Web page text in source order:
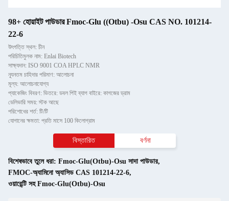
98+ হোয়াইট পাউডার Fmoc-Glu ((Otbu) -Osu CAS NO. 101214-
22-6
উৎপত্তি স্থল: চীন
পরিচিতিমুলক নাম: Enlai Biotech
সাক্ষ্যদান: ISO 9001 COA HPLC NMR
ন্যূনতম চাহিদার পরিমাণ: আলোচনা
মূল্য: আলোচনাযোগ্য
প্যাকেজিং বিবরণ: ভিতরে: ডবল পিই ব্যাগ বাইরে: কাগজের ড্রাম
ডেলিভারি সময়: স্টক আছে
পরিশোধের শর্ত: টি/টি
যোগানের ক্ষমতা: প্রতি মাসে 100 কিলোগ্রাম
বিস্তারিত বর্ণনা
বিশেষভাবে তুলে ধরা: Fmoc-Glu(Otbu)-Osu সাদা পাউডার,
FMOC-অ্যামিনো অ্যাসিড CAS 101214-22-6,
ওয়ারেন্টি সহ Fmoc-Glu(Otbu)-Osu